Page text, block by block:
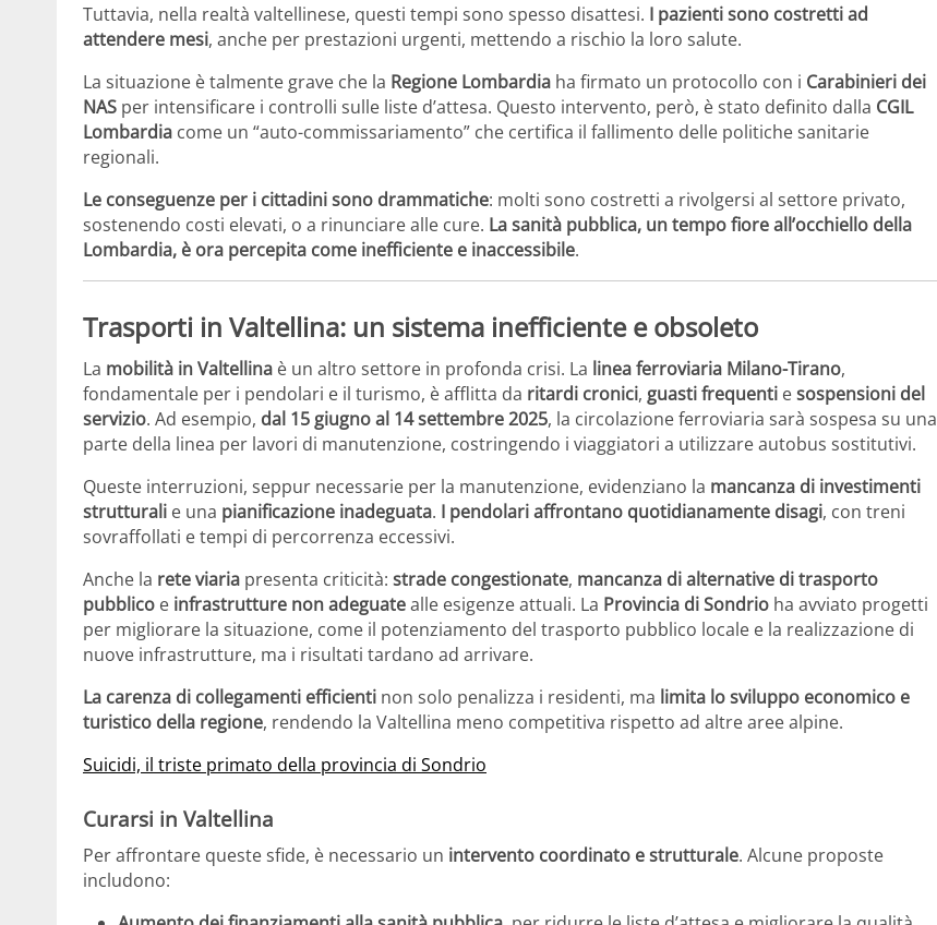
Tuttavia, nella realtà valtellinese, questi tempi sono spesso disattesi. I pazienti sono costretti ad
attendere mesi, anche per prestazioni urgenti, mettendo a rischio la loro salute.
La situazione è talmente grave che la Regione Lombardia ha firmato un protocollo con i Carabinieri dei
NAS per intensificare i controlli sulle liste d’attesa. Questo intervento, però, è stato definito dalla CGIL
Lombardia come un “auto-commissariamento” che certifica il fallimento delle politiche sanitarie
regionali.
Le conseguenze per i cittadini sono drammatiche: molti sono costretti a rivolgersi al settore privato,
sostenendo costi elevati, o a rinunciare alle cure. La sanità pubblica, un tempo fiore all’occhiello della
Lombardia, è ora percepita come inefficiente e inaccessibile.
Trasporti in Valtellina: un sistema inefficiente e obsoleto
La mobilità in Valtellina è un altro settore in profonda crisi. La linea ferroviaria Milano-Tirano,
fondamentale per i pendolari e il turismo, è afflitta da ritardi cronici, guasti frequenti esospensioni del
servizio. Ad esempio, dal 15 giugno al 14 settembre 2025, la circolazione ferroviaria sarà sospesa su una
parte della linea per lavori di manutenzione, costringendo i viaggiatori a utilizzare autobus sostitutivi.
Queste interruzioni, seppur necessarie per la manutenzione, evidenziano la mancanza di investimenti
strutturali e una pianificazione inadeguata. I pendolari affrontano quotidianamente disagi, con treni
sovraffollati e tempi di percorrenza eccessivi.
Anche la rete viaria presenta criticità: strade congestionate, mancanza di alternative di trasporto
pubblico e infrastrutture non adeguatealle esigenze attuali. La Provincia di Sondrio ha avviato progetti
per migliorare la situazione, come il potenziamento del trasporto pubblico locale e la realizzazione di
nuove infrastrutture, ma i risultati tardano ad arrivare.
La carenza di collegamenti efficienti non solo penalizza i residenti, ma limita lo sviluppo economico e
turistico della regione, rendendo la Valtellina meno competitiva rispetto ad altre aree alpine.
Suicidi, il triste primato della provincia di Sondrio
Curarsi in Valtellina
Per affrontare queste sfide, è necessario un intervento coordinato e strutturale. Alcune proposte
includono: